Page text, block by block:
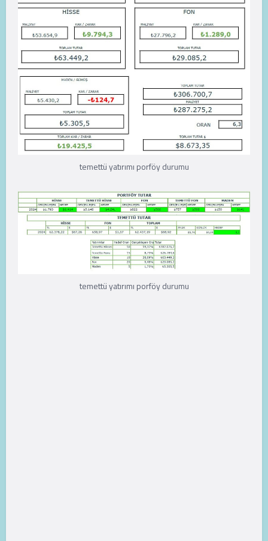
temettü yatırımı porföy durumu
temettü yatırımı porföy durumu